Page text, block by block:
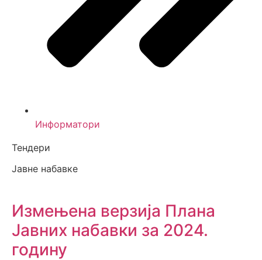
Информатори
Тендери
Јавне набавке
Измењенa верзијa Плана
Јавних набавки за 2024.
годину